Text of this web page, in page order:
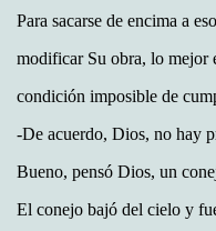
Para sacarse de encima a
modificar Su obra, lo mejor
condición imposible de
-De acuerdo, Dios, no hay
Bueno, pensó Dios, un
El conejo bajó del cielo y